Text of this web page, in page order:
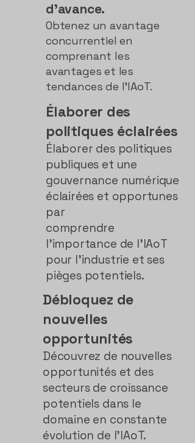
d'avance.
Obtenez un avantage
concurrentiel en
comprenant les
avantages et les
tendances de l'IAoT.
Élaborer des
politiques éclairées
Élaborer des politiques
publiques et une
gouvernance numérique
éclairées et opportunes
par
comprendre
l'importance de l'IAoT
pour l'industrie et ses
pièges potentiels.
Débloquez de
nouvelles
opportunités
Découvrez de nouvelles
opportunités et des
secteurs de croissance
potentiels dans le
domaine en constante
évolution de l'IAoT.